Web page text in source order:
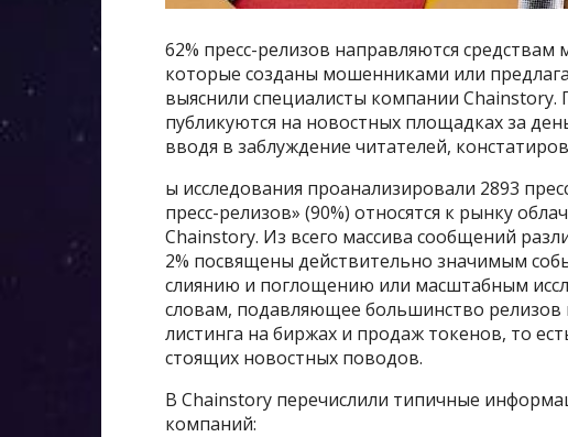
62% пресс-релизов направляются
которые созданы мошенниками или
выяснили специалисты компании Chainstory.
публикуются на новостных площадках за
вводя в заблуждение читателей,
ы исследования проанализировали 2893
пресс-релизов» (90%) относятся к рынку
Chainstory. Из всего массива сообщений
2% посвящены действительно значимым
слиянию и поглощению или масштабным
словам, подавляющее большинство релизов
листинга на биржах и продаж токенов, то
стоящих новостных поводов.
В Chainstory перечислили типичные
компаний: